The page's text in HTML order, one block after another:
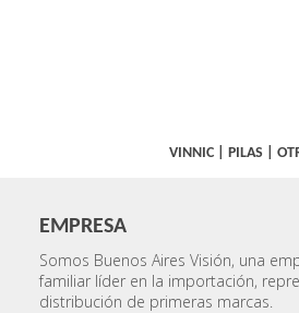
VINNIC| PILAS
EMPRESA
Somos Buenos Aires Visión, una
familiar líder en la importación,
distribución de primeras marcas.